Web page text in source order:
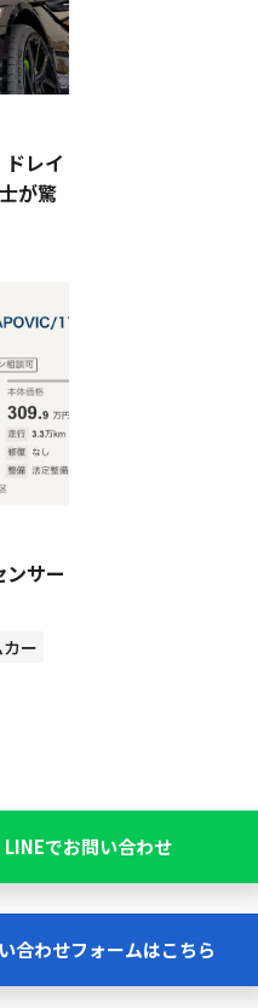
LINEでお問い合わせ
合わせフォームはこちら
ドレイ
が驚
サー
ー